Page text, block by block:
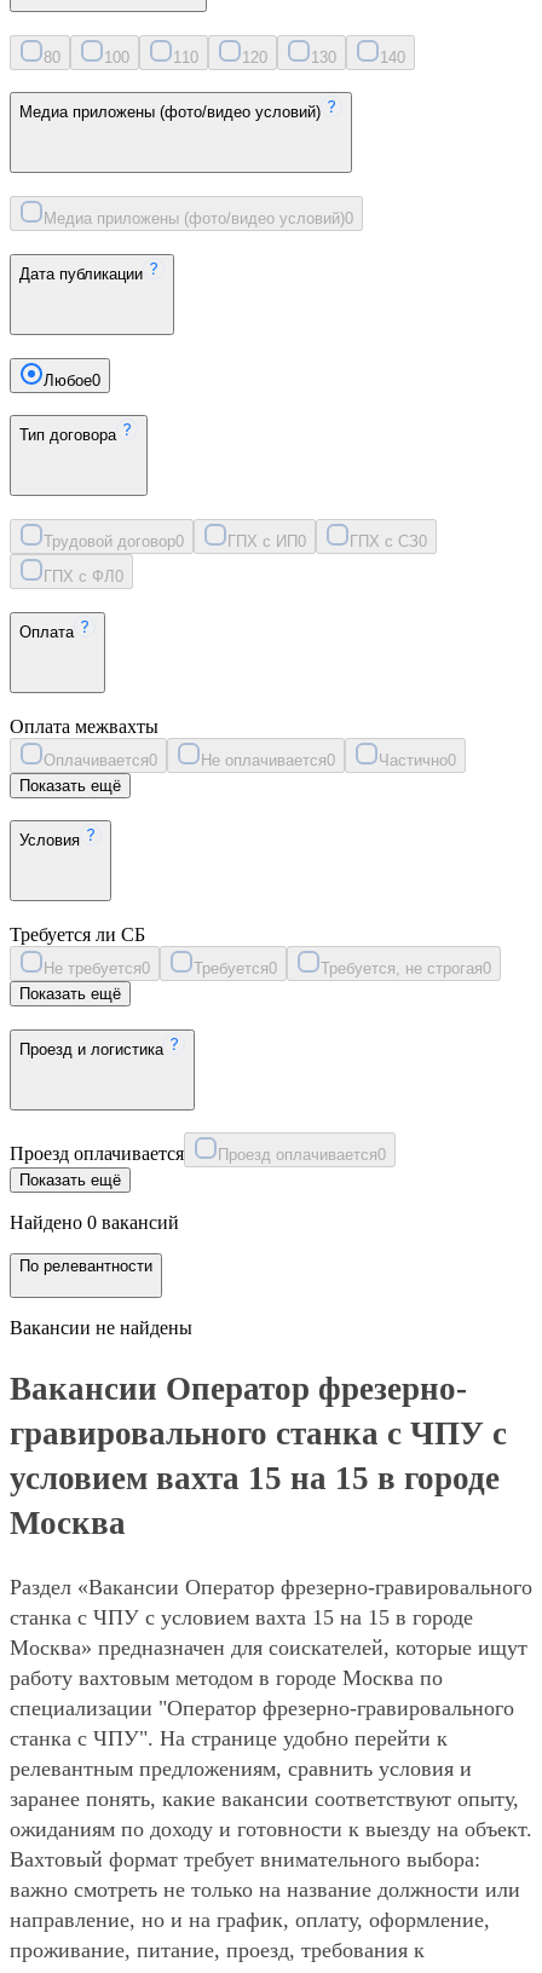
80 100 11 0 120 130 140
Медиа приложены (фото/видео условий)
Медиа приложены (фото/видео условий)0
Дата публикации
Любое0
Тип договора
Трудовой договор0 ГПХ с ИП0 ГПХ с СЗ0
ГПХ с ФЛ 0
Оплата
Оплата межвахты
Оплачивается0 Не оплачивается0 Частично0
Показать ещё
Условия
Требуется ли СБ
Не требуется0 Требуется0 Требуется, не строгая0
Показать ещё
Проезд и логистика
Проезд оплачивается Проезд оплачивается0
Показать ещё
Найдено 0 вакансий
По релевантности
Вакансии не найдены
Вакансии Оператор фрезерно-
гравировального станка с ЧПУ с
условием вахта 15 на 15 в городе
Москва
Раздел «Вакансии Оператор фрезерно-гравировального
станка с ЧПУ с условием вахта 15 на 15 в городе
Москва» предназначен для соискателей, которые ищут
работу вахтовым методом в городе Москва по
специализации "Оператор фрезерно-гравировального
станка с ЧПУ". На странице удобно перейти к
релевантным предложениям, сравнить условия и
заранее понять, какие вакансии соответствуют опыту,
ожиданиям по доходу и готовности к выезду на объект.
Вахтовый формат требует внимательного выбора:
важно смотреть не только на название должности или
направление, но и на график, оплату, оформление,
проживание, питание, проезд, требования к